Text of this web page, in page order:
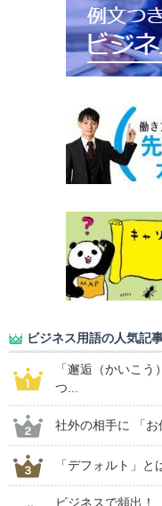
ビジネス用語の人気記
「邂逅（かいこ
つ...
社外の相手に 「
「デフォルト」と
ビジネスで頻出！